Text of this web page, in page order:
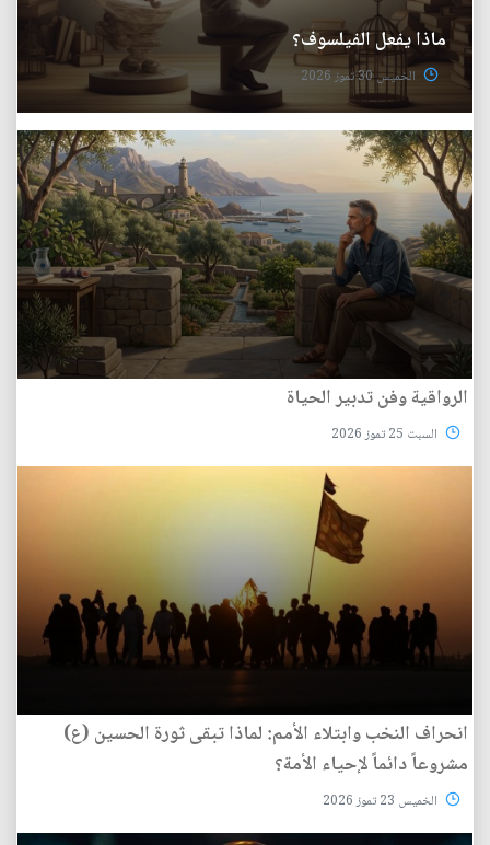
ماذا يفعل الفيلسوف؟
الخميس 30 تموز 2026
الرواقية وفن تدبير الحياة
السبت 25 تموز 2026
انحراف النخب وابتلاء الأمم: لماذا تبقى ثورة الحسين (ع)
مشروعاً دائماً لإحياء الأمة؟
الخميس 23 تموز 2026